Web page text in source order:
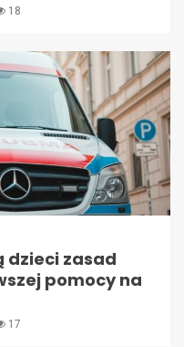
18
dzieci zasad
pomocy na
17